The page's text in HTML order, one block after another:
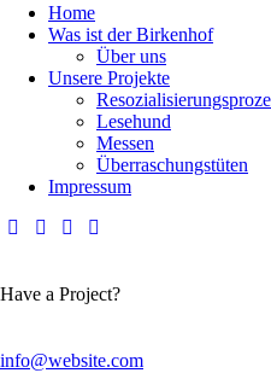
Home
Was ist der Birkenhof
Über uns
Unsere Projekte
Lesehund
Messen
Überraschungstüten
Impressum
Have a Project?
info@website.com